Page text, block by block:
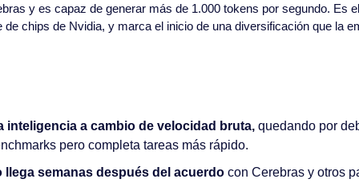
y es capaz de generar más de 1.000 tokens por segundo. Es
de chips de Nvidia, y marca el inicio de una diversificación que la
inteligencia a cambio de velocidad bruta, quedando por
pero completa tareas más rápido.
llega semanas después del acuerdo con Cerebras y otros